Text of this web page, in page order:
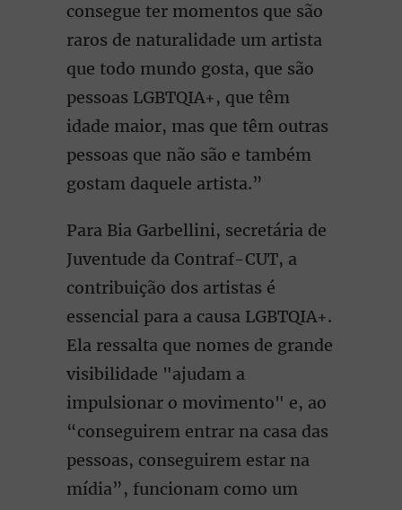
consegue ter momentos que são
raros de naturalidade um artista
que todo mundo gosta, que são
pessoas LGBTQIA+, que têm
idade maior, mas que têm outras
pessoas que não são e também
gostam daquele artista.”
Para Bia Garbellini, secretária de
Juventude da Contraf-CUT, a
contribuição dos artistas é
essencial para a causa LGBTQIA+.
Ela ressalta que nomes de grande
visibilidade "ajudam a
impulsionar o movimento" e, ao
“conseguirem entrar na casa das
pessoas, conseguirem estar na
mídia”, funcionam como um